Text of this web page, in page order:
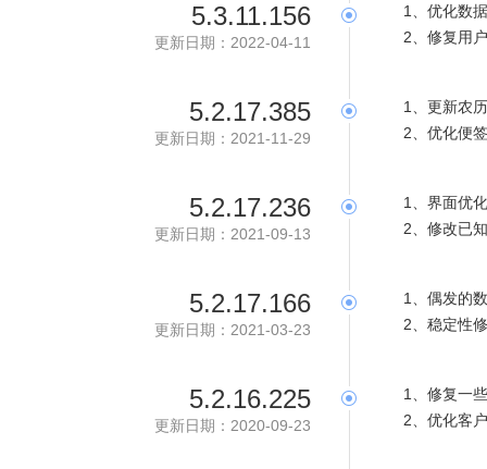
5.3.11.156
更新日期：2022-04-11
1、优化数
2、修复用
5.2.17.385
更新日期：2021-11-29
1、更新农
2、优化便
5.2.17.236
更新日期：2021-09-13
1、界面优
2、修改已
5.2.17.166
更新日期：2021-03-23
1、偶发的
2、稳定性
5.2.16.225
更新日期：2020-09-23
1、修复一
2、优化客